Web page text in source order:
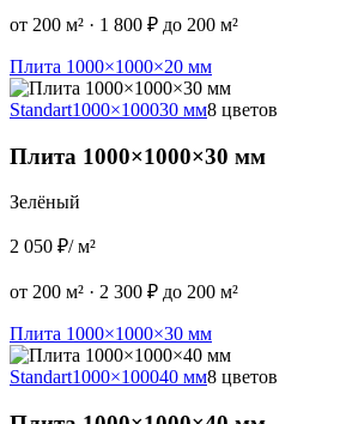
от 200 м² · 1 800 ₽ до 200 м²
Плита 1000×1000×20 мм
Standart1000×100030 мм8 цветов
Плита 1000×1000×30 мм
Зелёный
2 050 ₽/ м²
от 200 м² · 2 300 ₽ до 200 м²
Плита 1000×1000×30 мм
Standart1000×100040 мм8 цветов